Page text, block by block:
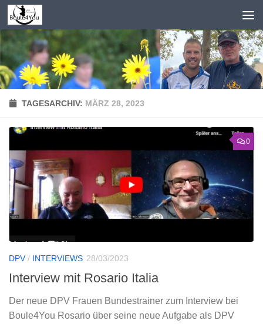
Zum Inhalt springen
TAGESARCHIV: MÄRZ 28, 2023
0
DPV / INTERVIEWS 28/03/2023
Interview mit Rosario Italia
Der neue DPV Frauen Bundestrainer zum Interview bei
Boule4You Rosario über seine neue Aufgabe als DPV